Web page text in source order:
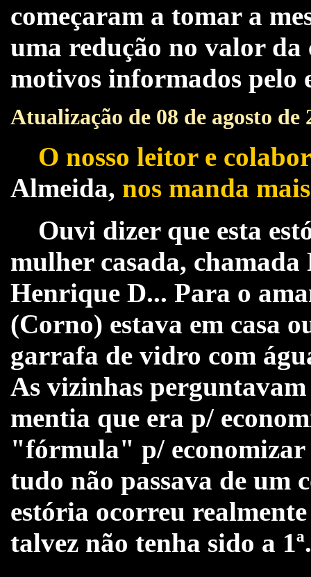
começaram a tomar a
uma redução no valor da
motivos informados pelo
Atualização de 08 de agosto de
O nosso leitor e
Almeida, nos manda
Ouvi dizer que esta
mulher casada,
Henrique D... Para o
(Corno) estava em casa
garrafa de vidro com
As vizinhas
mentia que era p/
"fórmula" p/ economizar
tudo não passava de um
estória ocorreu
talvez não tenha sido a